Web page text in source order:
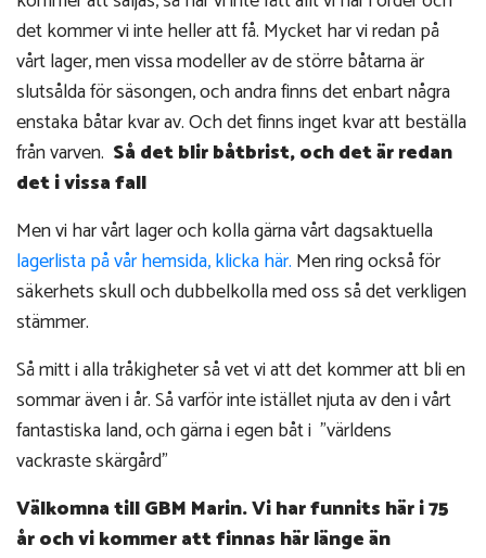
det kommer vi inte heller att få. Mycket har vi redan på
vårt lager, men vissa modeller av de större båtarna är
slutsålda för säsongen, och andra finns det enbart några
enstaka båtar kvar av. Och det finns inget kvar att beställa
från varven. Så det blir båtbrist, och det är redan
det i vissa fall
Men vi har vårt lager och kolla gärna vårt dagsaktuella
lagerlista på vår hemsida, klicka här. Men ring också för
säkerhets skull och dubbelkolla med oss så det verkligen
stämmer.
Så mitt i alla tråkigheter så vet vi att det kommer att bli en
sommar även i år. Så varför inte istället njuta av den i vårt
fantastiska land, och gärna i egen båt i "världens
vackraste skärgård"
Välkomna till GBM Marin. Vi har funnits här i 75
år och vi kommer att finnas här länge än